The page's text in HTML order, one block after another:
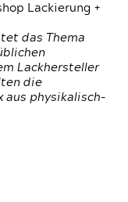
Lackierung +
das Thema
Lackhersteller
die
aus physikalisch-